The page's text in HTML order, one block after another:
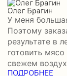
Олег Брагин
У меня
Поэтому
результате в
готовить
свежем
ПОДРОБНЕЕ